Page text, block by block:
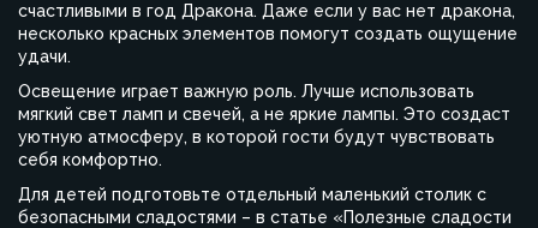
счастливыми в год Дракона. Даже если у вас нет дракона,
несколько красных элементов помогут создать ощущение
удачи.
Освещение играет важную роль. Лучше использовать
мягкий свет ламп и свечей, а не яркие лампы. Это создаст
уютную атмосферу, в которой гости будут чувствовать
себя комфортно.
Для детей подготовьте отдельный маленький столик с
безопасными сладостями – в статье «Полезные сладости